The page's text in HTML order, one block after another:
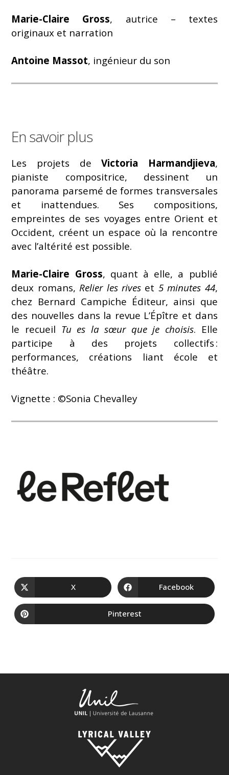
Marie-Claire Gross, autrice – textes
originaux et narration
Antoine Massot, ingénieur du son
En savoir plus
Les projets deVictoria Harmandjieva,
pianiste compositrice, dessinent un
panorama parsemé de formes transversales
et inattendues. Ses compositions,
empreintes de ses voyages entre Orient et
Occident, créent un espace où la rencontre
avec l’altérité est possible.
Marie-Claire Gross, quant à elle, a publié
deux romans, Relier les rives et 5 minutes 44,
chez Bernard Campiche Éditeur, ainsi que
des nouvelles dans la revue L’Épître et dans
le recueil Tu es la sœur que je choisis. Elle
participe à des projets collectifs :
performances, créations liant école et
théâtre.
Vignette : ©Sonia Chevalley
X Facebook
Pinterest